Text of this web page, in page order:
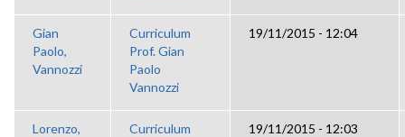
Gian
Paolo,
Vannozzi
Curriculum
Prof. Gian
Paolo
Vannozzi
19/11/2015 - 12:04
Lorenzo,
Curriculum 19/11/2015 - 12:03